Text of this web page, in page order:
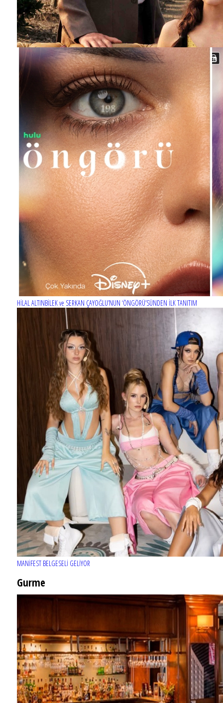
MERCAN KÖŞK dizisinin afişi hazır
HİLAL ALTINBİLEK ve SERKAN ÇAYOĞLU’NUN ‘ÖNGÖRÜ’SÜNDEN İLK TANITIM
MANİFEST BELGESELİ GELİYOR
Gurme
EĞLENCE HAYATINA YENİ SOLUK: Gabbro Dream Theatre